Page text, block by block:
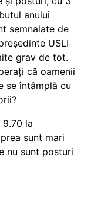
anului
semnalate de
USLI
grav de tot.
că oamenii
se întâmplă cu
la
sunt mari
nu sunt posturi